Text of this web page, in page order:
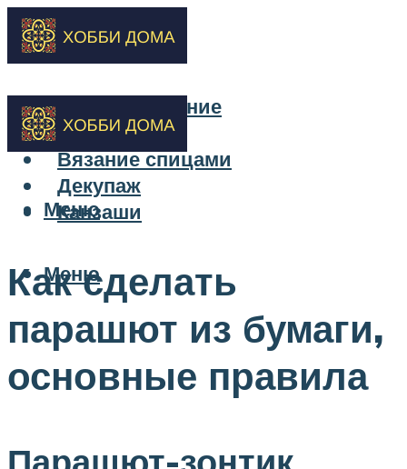
Бисероплетение
Вышивка
Вязание спицами
Декупаж
Канзаши
Меню
Меню
Как сделать
парашют из бумаги,
основные правила